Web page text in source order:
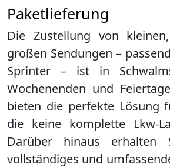
Paketlieferung
Die Zustellung von
großen Sendungen –
Sprinter – ist in
Wochenenden und
bieten die perfekte Lösung
die keine komplette Lkw-
Darüber hinaus erhalten
vollständiges und